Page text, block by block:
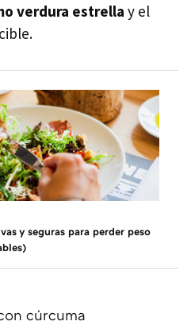
verdura estrella y el
y seguras para perder peso
cúrcuma